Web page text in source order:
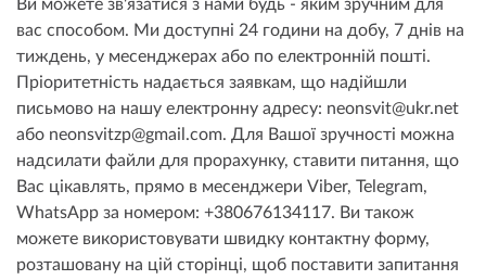
Ви можете зв'язатися з нами будь - яким зручним для
вас способом. Ми доступні 24 години на добу, 7 днів на
тиждень, у месенджерах або по електронній пошті.
Пріоритетність надається заявкам, що надійшли
письмово на нашу електронну адресу: neonsvit@ukr.net
або neonsvitzp@gmail.com. Для Вашої зручності можна
надсилати файли для прорахунку, ставити питання, що
Вас цікавлять, прямо в месенджери Viber, Telegram,
WhatsApp за номером: +380676134117. Ви також
можете використовувати швидку контактну форму,
розташовану на цій сторінці, щоб поставити запитання